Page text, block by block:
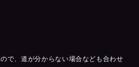
で、道が分からない場合なども合わせ